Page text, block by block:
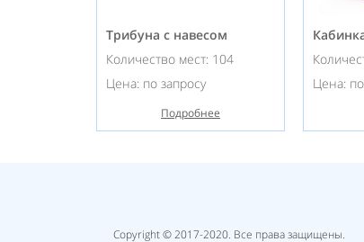
Трибуна с навесом
Количество мест: 104
Цена: по запросу
Подробнее
Цена:
Copyright © 2017-2020. Все права защищены.